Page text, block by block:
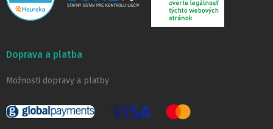
Doprava a platba
Možnosti dopravy a platby